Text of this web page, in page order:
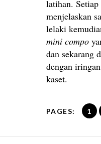
latihan.
menjelaskan
lelaki
mini compo
dan sekarang
dengan
kaset.
PAGES: 1